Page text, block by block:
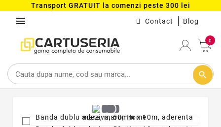
Transport GRATUIT la comenzi peste 300 lei
menu Contact Blog
0
search